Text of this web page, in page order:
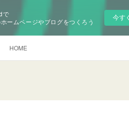
で
ームページやブログをつくろう
今す
HOME